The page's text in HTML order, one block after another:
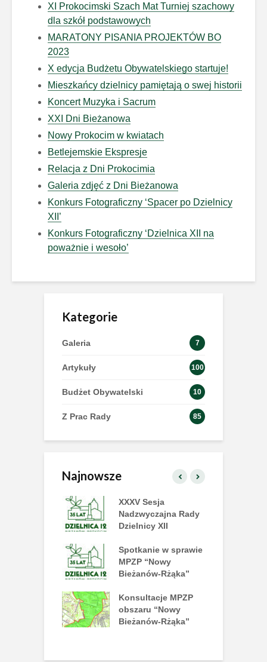
XI Prokocimski Szach Mat Turniej szachowy
dla szkół podstawowych
MARATONY PISANIA PROJEKTÓW BO
2023
X edycja Budżetu Obywatelskiego startuje!
Mieszkańcy dzielnicy pamiętają o swej historii
Koncert Muzyka i Sacrum
XXI Dni Bieżanowa
Nowy Prokocim w kwiatach
Betlejemskie Ekspresje
Relacja z Dni Prokocimia
Galeria zdjęć z Dni Bieżanowa
Konkurs Fotograficzny ‘Spacer po Dzielnicy
XII’
Konkurs Fotograficzny ‘Dzielnica XII na
poważnie i wesoło’
Kategorie
Galeria 7
Artykuły 100
Budżet Obywatelski 10
Z Prac Rady 85
Najnowsze
XXXV Sesja
Nadzwyczajna Rady
Dzielnicy XII
Spotkanie w sprawie
MPZP “Nowy
Bieżanów-Rżąka”
Konsultacje MPZP
obszaru “Nowy
Bieżanów-Rżąka”